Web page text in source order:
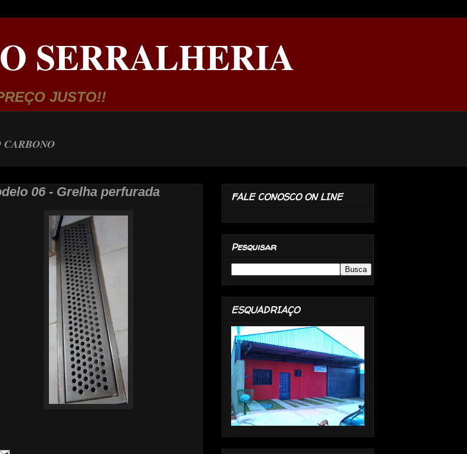
SERRALHERIA
JUSTO!!
CARBONO
06 - Grelha perfurada FALE CONOSCO ON LINE
Pesquisar
ESQUADRIAÇO